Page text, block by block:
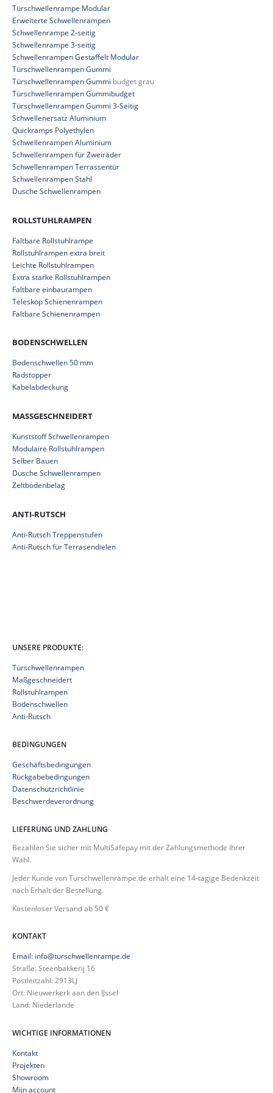
Türschwellenrampe Modular
Erweiterte Schwellenrampen
Schwellenrampe 2-seitig
Schwellenrampe 3-seitig
Schwellenrampen Gestaffelt Modular
Türschwellenrampen Gummi
Türschwellenrampen Gummi budget grau
Türschwellenrampen Gummibudget
Türschwellenrampen Gummi 3-Seitig
Schwellenersatz Aluminium
Quickramps Polyethylen
Schwellenrampen Aluminium
Schwellenrampen für Zweiräder
Schwellenrampen Terrassentür
Schwellenrampen Stahl
Dusche Schwellenrampen
ROLLSTUHLRAMPEN
Faltbare Rollstuhlrampe
Rollstuhlrampen extra breit
Leichte Rollstuhlrampen
Extra starke Rollstuhlrampen
Faltbare einbaurampen
Teleskop Schienenrampen
Faltbare Schienenrampen
BODENSCHWELLEN
Bodenschwellen 50 mm
Radstopper
Kabelabdeckung
MASSGESCHNEIDERT
Kunststoff Schwellenrampen
Modulaire Rollstuhlrampen
Selber Bauen
Dusche Schwellenrampen
Zeltbodenbelag
ANTI-RUTSCH
Anti-Rutsch Treppenstufen
Anti-Rutsch für Terrasendielen
UNSERE PRODUKTE:
Türschwellenrampen
Maßgeschneidert
Rollstuhlrampen
Bodenschwellen
Anti-Rutsch
BEDINGUNGEN
Geschäftsbedingungen
Rückgabebedingungen
Datenschutzrichtlinie
Beschwerdeverordnung
LIEFERUNG UND ZAHLUNG
Bezahlen Sie sicher mit MultiSafepay mit der Zahlungsmethode Ihrer
Wahl.
Jeder Kunde von Turschwellenrampe.de erhält eine 14-tägige Bedenkzeit
nach Erhalt der Bestellung.
Kostenloser Versand ab 50 €
KONTAKT
Email: info@turschwellenrampe.de
Straße: Steenbakkerij 16
Postleitzahl: 2913LJ
Ort: Nieuwerkerk aan den IJssel
Land: Niederlande
WICHTIGE INFORMATIONEN
Kontakt
Projekten
Showroom
Mijn account